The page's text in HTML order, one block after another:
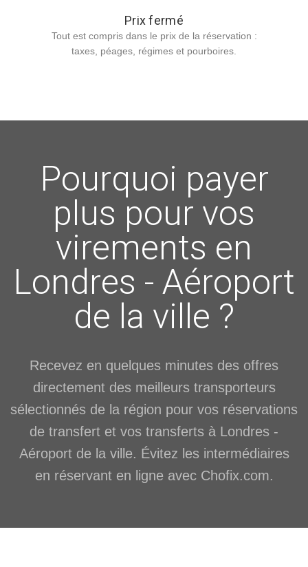
Prix fermé
Tout est compris dans le prix de la réservation :
taxes, péages, régimes et pourboires.
Pourquoi payer
plus pour vos
virements en
Londres - Aéroport
de la ville ?
Recevez en quelques minutes des offres
directement des meilleurs transporteurs
sélectionnés de la région pour vos réservations
de transfert et vos transferts à Londres -
Aéroport de la ville. Évitez les intermédiaires
en réservant en ligne avec Chofix.com.